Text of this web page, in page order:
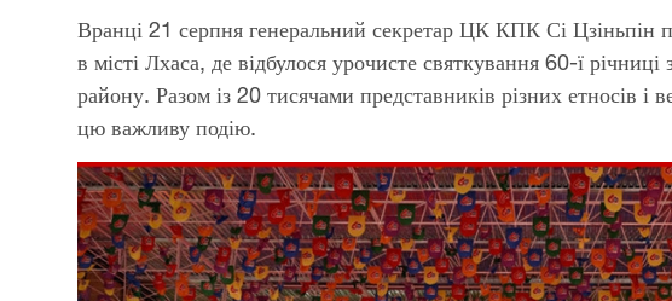
Вранці 21 серпня генеральний секретар ЦК КПК Сі Цзіньпін
в місті Лхаса, де відбулося урочисте святкування 60-ї
району. Разом із 20 тисячами представників різних етносів і
цю важливу подію.